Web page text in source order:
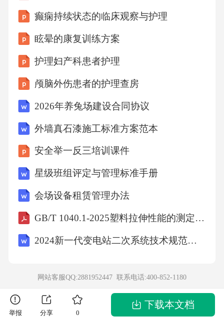
助学生系统掌握技术知识，形成对比思维。。
巩固提高10min分组完成“技术选型”任务：每组
获得一个调查场景（如换乘通道客流、车厢拥
挤度），选择合适的技术并说明理由。逐一讲
解技术原理（配合动画），强调每种技术的优
点和局限，展示技术对比表。小组讨论，填写
“技术选型表”，准备汇报。培养综合分析与决策
能力，加深对技术适用性的理解。学生代表展
或提出不同意见。主持汇报，点评各组选择的
合理性，引导学生关注技术背后的伦理与隐私
问题。聆听汇报，参与提问与讨论，修正自己
的选型表。通过交流碰撞，深化对技术的理
好地服务乘客。完善笔记，思考技术对客运组
癫痫持续状态的临床观察与护理
眩晕的康复训练方案
护理妇产科患者护理
颅脑外伤患者的护理查房
2026年养兔场建设合同协议
外墙真石漆施工标准方案范本
安全举一反三培训课件
星级班组评定与管理标准手册
会场设备租赁管理办法
GB/T 1040.1-2025塑料拉伸性能的测定第1部分：总则
2024新一代变电站二次系统技术规范第1部分：数据通信网关机
网站客服QQ:2881952447 联系电话:400-852-1180
举报 分享 0
下载本文档